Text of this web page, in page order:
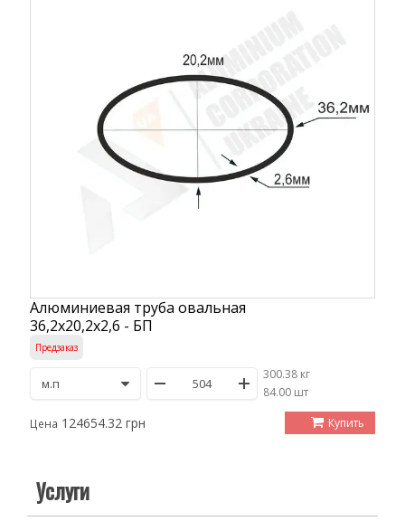
Алюминиевая труба овальная
36,2х20,2х2,6 - БП
Предзаказ
300.38 кг
/84.00 шт
Цена 124654.32 грн Купить
Услуги